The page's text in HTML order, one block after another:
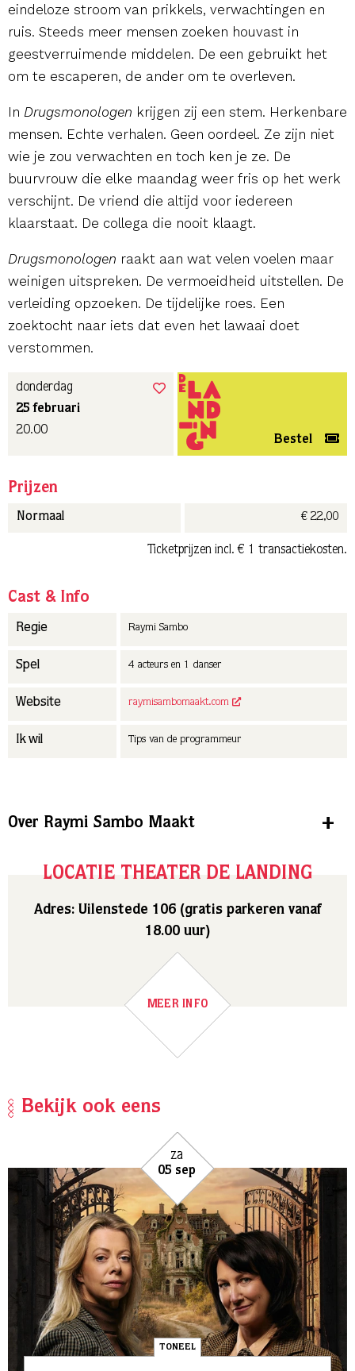
eindeloze stroom van prikkels, verwachtingen en
ruis. Steeds meer mensen zoeken houvast in
geestverruimende middelen. De een gebruikt het
om te escaperen, de ander om te overleven.
In Drugsmonologen krijgen zij een stem. Herkenbare
mensen. Echte verhalen. Geen oordeel. Ze zijn niet
wie je zou verwachten en toch ken je ze. De
buurvrouw die elke maandag weer fris op het werk
verschijnt. De vriend die altijd voor iedereen
klaarstaat. De collega die nooit klaagt.
Drugsmonologen raakt aan wat velen voelen maar
weinigen uitspreken. De vermoeidheid uitstellen. De
verleiding opzoeken. De tijdelijke roes. Een
zoektocht naar iets dat even het lawaai doet
verstommen.
donderdag
25 februari
20.00
Bestel
Prijzen
Normaal € 22,00
Ticketprijzen incl. € 1 transactiekosten.
Cast & Info
Regie Raymi Sambo
Spel 4 acteurs en 1 danser
Website raymisambomaakt.com
Ik wil Tips van de programmeur
Over Raymi Sambo Maakt
LOCATIE THEATER DE LANDING
Adres: Uilenstede 106 (gratis parkeren vanaf
18.00 uur)
MEER INFO
Bekijk ook eens
za
05 sep
TONEEL